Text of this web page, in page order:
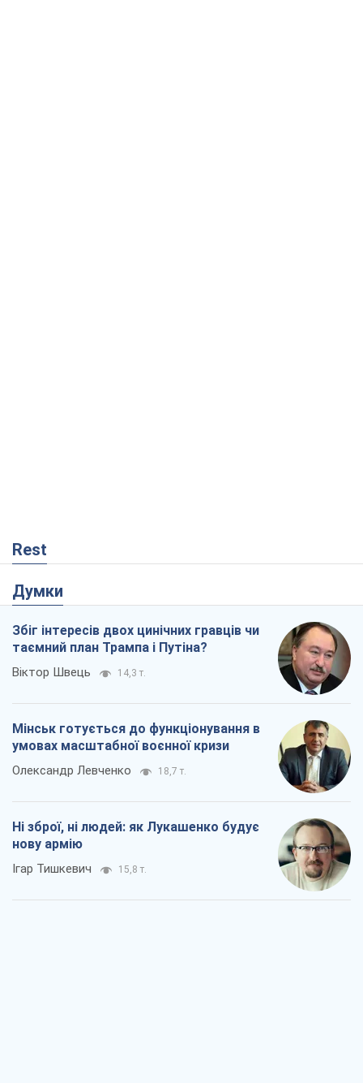
Rest
Думки
Збіг інтересів двох цинічних гравців чи
таємний план Трампа і Путіна?
Віктор Швець 14,3 т.
Мінськ готується до функціонування в
умовах масштабної воєнної кризи
Олександр Левченко 18,7 т.
Ні зброї, ні людей: як Лукашенко будує
нову армію
Ігар Тишкевич 15,8 т.